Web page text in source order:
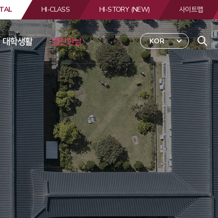
합
검
색
HI-CLASS HI-STORY (NEW) 사이트맵
KOR
대학생활 열린한남